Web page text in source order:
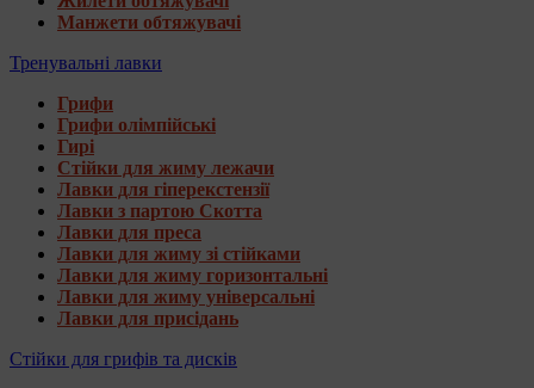
Манжети обтяжувачі
Тренувальні лавки
Грифи
Грифи олімпійські
Гирі
Стійки для жиму лежачи
Лавки для гіперекстензії
Лавки з партою Скотта
Лавки для преса
Лавки для жиму зі стійками
Лавки для жиму горизонтальні
Лавки для жиму універсальні
Лавки для присідань
Стійки для грифів та дисків